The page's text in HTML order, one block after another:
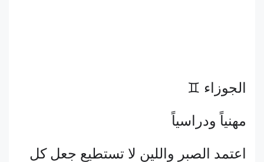
الجوزاء ♊
مهنياً ودراسياً
اعتمد الصبر واللين لا تستطيع جعل كل